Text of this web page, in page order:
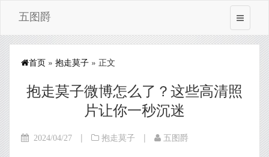
五图爵
首页 » 抱走莫子 » 正文
抱走莫子微博怎么了？这些高清照
片让你一秒沉迷
2024/04/27 | 抱走莫子 | 五图爵